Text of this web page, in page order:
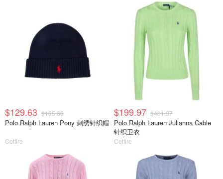
$129.63 $165.66
Polo Ralph Lauren Pony 刺绣针织帽
Cettire
$199.97 $401.97
Polo Ralph Lauren Julianna Cable
针织卫衣
Cettire